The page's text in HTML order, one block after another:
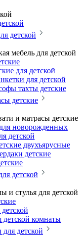
детской
мебель для детской
для детской
для детской
тахты детские
детские
и матрасы детские
новорожденных
детской
двухъярусные
детские
детской
и стулья для детской
детской комнаты
детской